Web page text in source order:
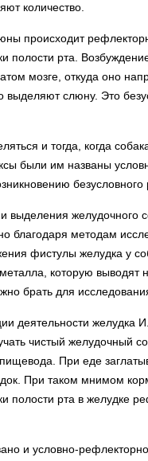
количество.
происходит
полости рта.
мозге, откуда оно
слюну. Это
и тогда, когда
были им названы
безусловного
выделения желудочного
благодаря методам
фистулы желудка у
которую выводят
брать для
деятельности
чистый желудочный
При еде
При таком мнимом
полости рта в желудке
и условно-